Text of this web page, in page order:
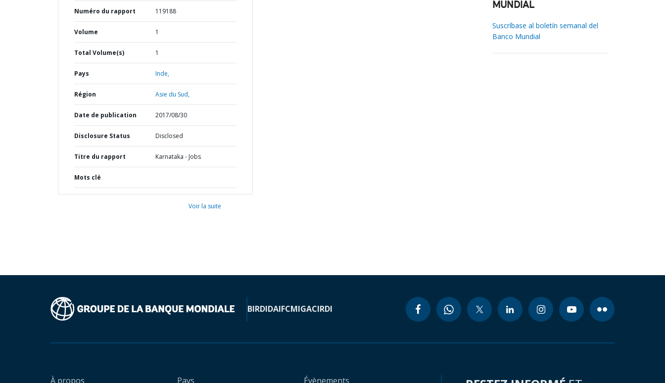
Numéro du rapport 119188
Volume 1
Total Volume(s) 1
Pays Inde,
Région Asie du Sud,
Date de publication 2017/08/30
Disclosure Status Disclosed
Titre du rapport Karnataka - Jobs
Mots clé
Voir la suite
MUNDIAL
Suscríbase al boletín semanal del
Banco Mundial
BIRDIDAIFCMIGACIRDI
À propos Pays Évènements